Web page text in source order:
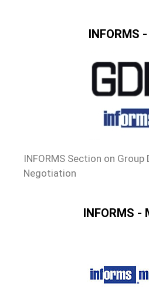
INFORMS
INFORMS Section on Group
Negotiation
INFORMS -